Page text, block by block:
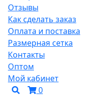
Отзывы
Как сделать заказ
Оплата и поставка
Размерная сетка
Контакты
Оптом
Мой кабинет
0